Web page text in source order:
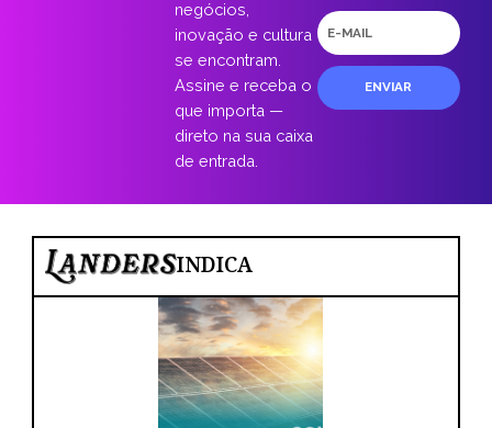
negócios,
inovação e cultura
se encontram.
Assine e receba o
que importa —
direto na sua caixa
de entrada.
E-
mail
ENVIAR
INDICA